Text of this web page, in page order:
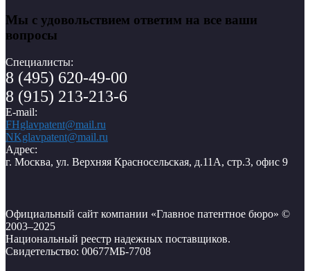
Мы с удовольствием ответим на все ваши
вопросы
Специалисты:
8 (495) 620-49-00
8 (915) 213-213-6
E-mail:
FHglavpatent@mail.ru
NKglavpatent@mail.ru
Адрес:
г. Москва, ул. Верхняя Красносельская, д.11А, стр.3, офис 9
Официальный сайт компании «Главное патентное бюро» ©
2003–2025
Национальный реестр надежных поставщиков.
Свидетельство: 00677МБ-7708